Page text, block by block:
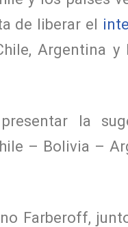
de liberar el
Argentina y
la
– Bolivia –
Farberoff,